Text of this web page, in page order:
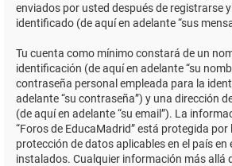
enviados por usted después de registrarse
identificado (de aquí en adelante “sus
Tu cuenta como mínimo constará de un
identificación (de aquí en adelante “su
contraseña personal empleada para la
adelante “su contraseña”) y una dirección
(de aquí en adelante “su email”). La
“Foros de EducaMadrid” está protegida por
protección de datos aplicables en el país en
instalados. Cualquier información más allá